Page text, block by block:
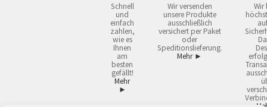
Schnell
und
einfach
zahlen,
wie es
Ihnen
am
besten
gefällt!
Mehr
►
Wir versenden
unsere Produkte
ausschließlich
versichert per Paket
oder
Speditionslieferung.
Mehr ►
Wir